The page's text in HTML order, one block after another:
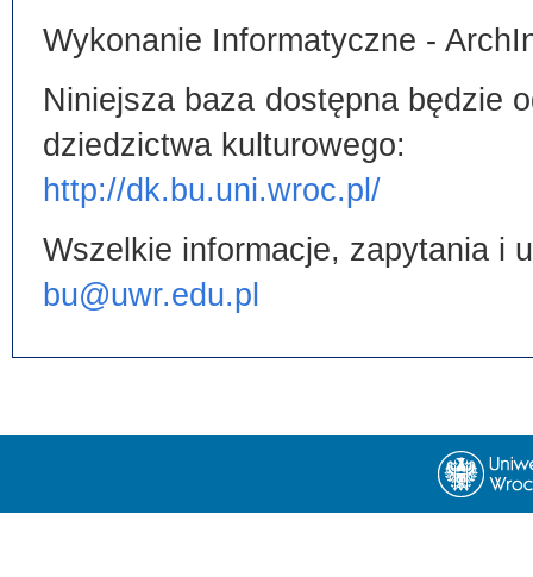
Wykonanie Informatyczne -
Niniejsza baza dostępna będzie
dziedzictwa kulturowego:
http://dk.bu.uni.wroc.pl/
Wszelkie informacje, zapytania i
bu@uwr.edu.pl